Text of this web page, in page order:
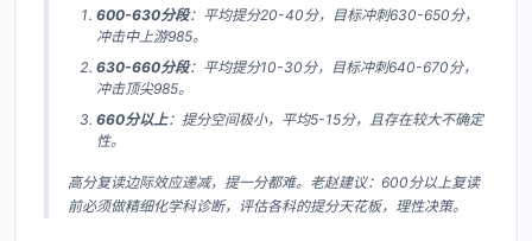
600-630分段：平均提分20-40分，目标冲刺630-650分，
冲击中上游985。
630-660分段：平均提分10-30分，目标冲刺640-670分，
冲击顶尖985。
660分以上：提分空间极小，平均5-15分，且存在较大不确定
性。
高分复读边际效应递减，提一分都难。老赵建议：600分以上复读
前必须做精细化学科诊断，评估各科的提分天花板，理性决策。